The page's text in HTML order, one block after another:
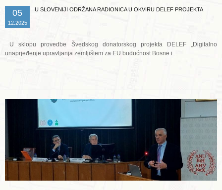
05
12.2025
U SLOVENIJI ODRŽANA RADIONICA U OKVIRU DELEF PROJEKTA
U sklopu provedbe Švedskog donatorskog projekta DELEF „Digitalno
unaprjeđenje upravljanja zemljištem za EU budućnost Bosne i...